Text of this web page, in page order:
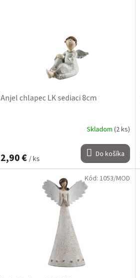
Anjel chlapec LK sediaci 8cm
Skladom (2 ks)
2,90 € / ks Do košíka
Kód: 1053/MOD